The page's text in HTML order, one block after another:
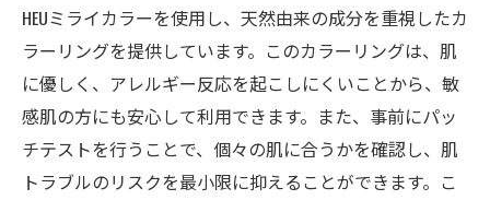
HEUミライカラーを使用し、天然由来の成分を重視したカ
ラーリングを提供しています。このカラーリングは、肌
に優しく、アレルギー反応を起こしにくいことから、敏
感肌の方にも安心して利用できます。また、事前にパッ
チテストを行うことで、個々の肌に合うかを確認し、肌
トラブルのリスクを最小限に抑えることができます。こ